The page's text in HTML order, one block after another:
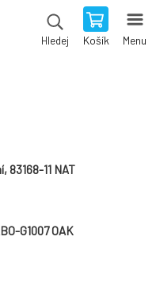
Hledej Košík Menu
83168-11 NAT
G1007 OAK